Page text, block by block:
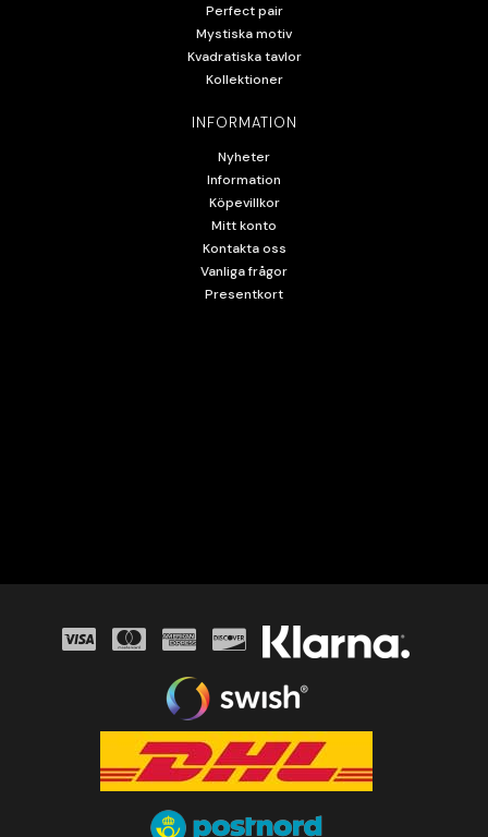
Perfect pair
Mystiska motiv
Kvadratiska tavlor
Kollektioner
INFORMATION
Nyheter
Information
Köpevillkor
Mitt konto
Kontakta oss
Vanliga frågor
Presentkort